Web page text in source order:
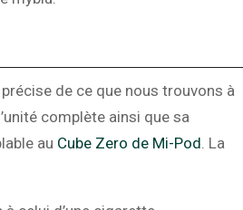
de ce que nous trouvons à
complète ainsi que sa
au Cube Zero de Mi-Pod. La